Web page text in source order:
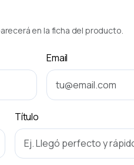
en la ficha del producto.
Email
Título